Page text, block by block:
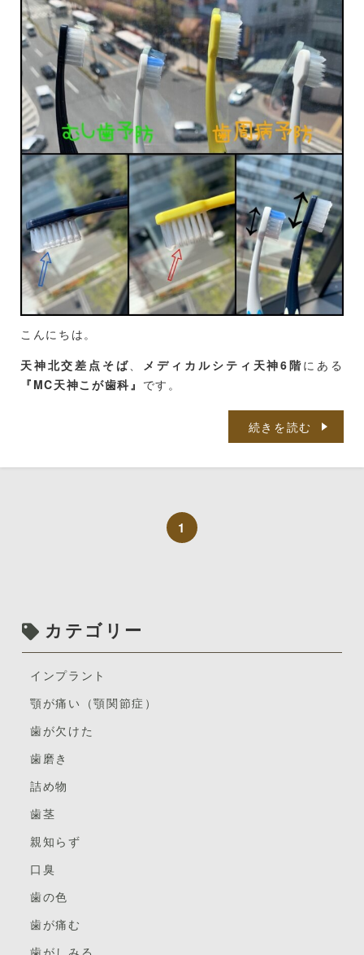
安いから・・
いろいろあるかと思いますが、歯ブラシを選ぶ際
には、自分の歯や歯茎の状態に合った適切な歯ブ
ラシを選ぶことが重要です。
今日は歯ブラシを「選ぶ基準」についてお話していきま
すね🙌
歯ブラシ🪥を選ぶ基準
硬さ
大きさ（ヘッドのサイズ）
ヘッドの形状
毛先の形状
この４つが主に気を付けてほしいポイントです✨
歯ブラシの硬さの「ふつう」というのは、まさにそ
るんです。
歯ブラシの硬さはメーカーによっ
います。
・やわやかめ
「やわやかめ」という硬さの歯ブラシは、まる
でふわふわのクッションのように優しく歯を包み
込んでくれます。
ちな方には特におすすめです。
歯ブラシの毛先がやわやかめなので、歯ぐきへの刺
激も少なく、しっかりと歯垢を落とすことができます。
歯ブラシを当てると出血したりする歯周病の罹患が
ある方や、知覚過敏などお口の中が敏感な方にもぴった
りですね。
こんにちは。
天神北交差点そば、 メディカルシティ天神6階にある
『MC天神こが歯科』 です。
「那の津口」「天神北ノース
天神地下街をご利用の方は、「東１a」出口から徒歩５
ブログを覗いてくださってありがとうございます。
地面の桜絨毯も春の趣があっていいものですよね。
ドラッグストアやネットサイトにはたー−−くさんの商品
があるので選ぶことは大変ですよね。
た歯ブラシを見つけてほしいと思います。
3つのポイントをお伝えしますね。
① 歯ブラシの毛の種類を決める
かの２つに分かれます。
続きを読む
1
カテゴリー
インプラント
顎が痛い（顎関節症）
歯が欠けた
歯磨き
詰め物
歯茎
親知らず
口臭
歯の色
歯が痛む
歯がしみる